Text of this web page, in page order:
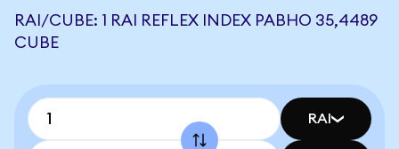
RAI/CUBE: 1 RAI REFLEX INDEX РАВНО 35,4489
CUBE
RAI